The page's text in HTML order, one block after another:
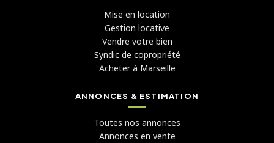
Mise en location
Gestion locative
Vendre votre bien
Syndic de copropriété
Acheter à Marseille
ANNONCES & ESTIMATION
Toutes nos annonces
Annonces en vente